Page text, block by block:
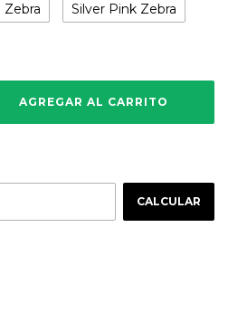
Zebra Silver Pink Zebra
CALCULAR